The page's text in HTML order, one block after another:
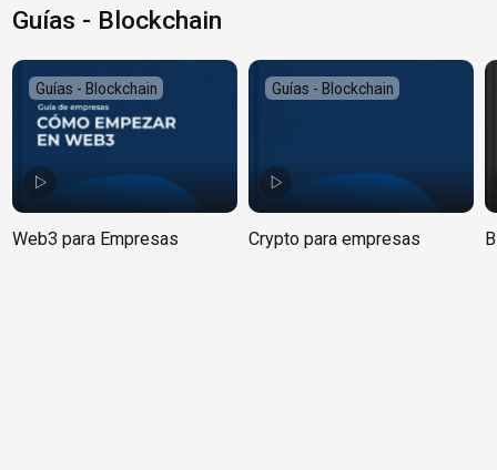
Guías - Blockchain
Guías - Blockchain
Web3 para Empresas
Guías - Blockchain
Crypto para empresas